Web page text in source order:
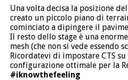
Una volta decisa la posizione
creato un piccolo piano di
cominciato a dipingere il
Il resto dello stage è una
mesh (che non si vede essendo
Ricordatevi di impostare CTS su
configurazione ottimale per la
#iknowthefeeling